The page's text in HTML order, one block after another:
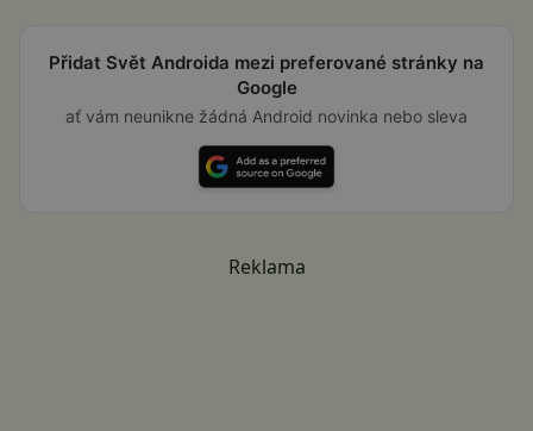
Přidat Svět Androida mezi preferované stránky na
Google
ať vám neunikne žádná Android novinka nebo sleva
Reklama